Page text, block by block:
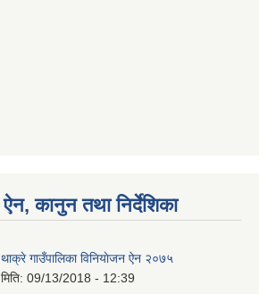
ऐन, कानुन तथा निर्देशिका
थाक्रे गाउँपालिका विनियाेजन ऐन २०७५
मिति: 09/13/2018 - 12:39